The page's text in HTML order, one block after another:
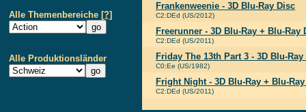
Alle Themenbereiche [?]
Alle Produktionsländer
Frankenweenie - 3D Blu-Ray Disc
C2:DEd (US/2012)
Freerunner - 3D Blu-Ray + Blu-Ray
C2:DEd (US/2011)
Friday The 13th Part 3 - 3D Blu-Ray
C0:Ee (US/1982)
Fright Night - 3D Blu-Ray + Blu-
C2:DEd (US/2011)